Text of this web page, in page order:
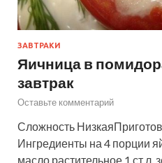
ЗАВТРАКИ
Яичница в
завтрак
Оставьте комментарий
Сложность
Ингредиенты на 4 порции
масло растительное 1 ст.л.